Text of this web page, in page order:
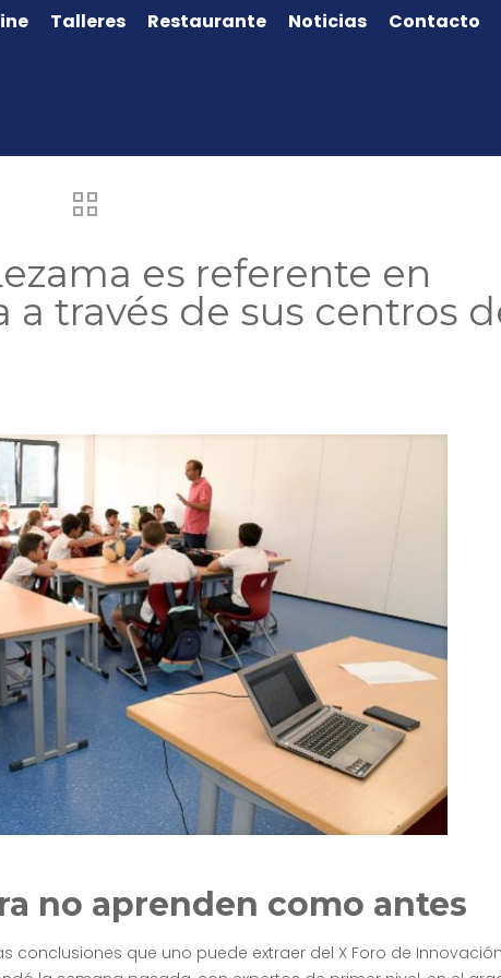
Talleres Restaurante Noticias Contacto
es referente en
través de sus centros
no aprenden como antes
conclusiones que uno puede extraer del X Foro de Innovación